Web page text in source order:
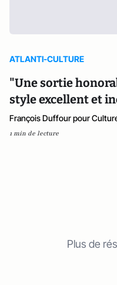
ATLANTI-CULTURE
"Une sortie
style excellent et
François Duffour pour
1 min de lecture
Plus de